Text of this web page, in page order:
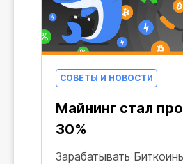
СОВЕТЫ И НОВОСТИ
Майнинг стал
30%
Зарабатывать